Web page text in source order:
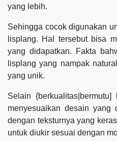
yang lebih.
Sehingga cocok digunakan
lisplang. Hal tersebut bisa
yang didapatkan. Fakta
lisplang yang nampak
yang unik.
Selain
menyesuaikan desain
dengan teksturnya yang
untuk diukir sesuai dengan